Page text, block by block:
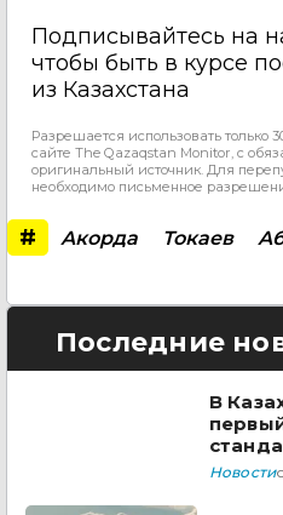
Подписывайтесь на
чтобы быть в курсе
из Казахстана
Разрешается использовать только
сайте The Qazaqstan Monitor, с
оригинальный источник. Для
необходимо письменное
# Акорда Токаев
Последние
В
Новости